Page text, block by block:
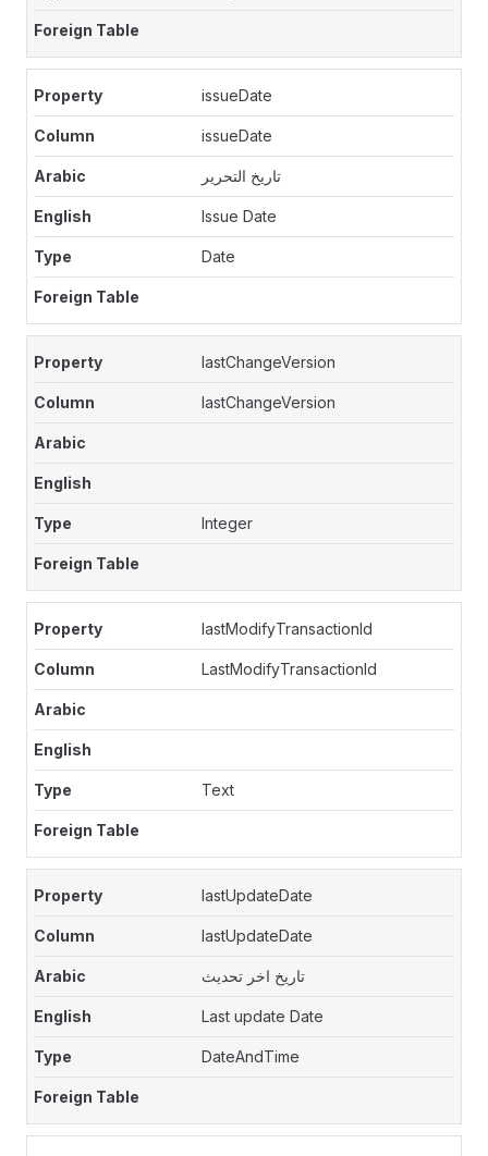
issueDate
issueDate
تاريخ التحرير
Issue Date
Date
lastChangeVersion
lastChangeVersion
Integer
lastModifyTransactionId
LastModifyTransactionId
Text
lastUpdateDate
lastUpdateDate
تاريخ اخر تحديث
Last update Date
DateAndTime